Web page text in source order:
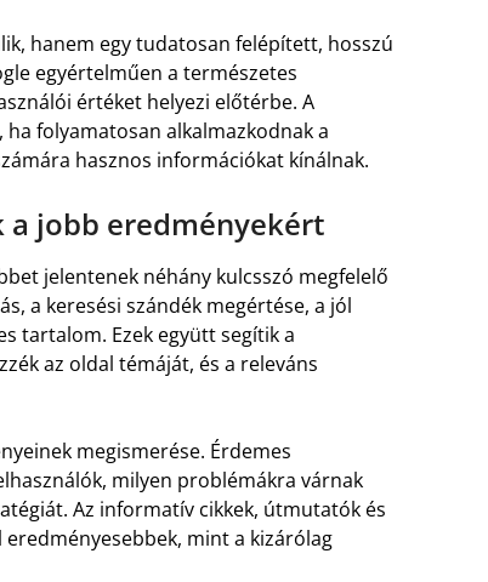
hanem egy tudatosan felépített, hosszú
egyértelműen a természetes
értéket helyezi előtérbe. A
folyamatosan alkalmazkodnak a
hasznos információkat kínálnak.
jobb eredményekért
jelentenek néhány kulcsszó megfelelő
a keresési szándék megértése, a jól
tartalom. Ezek együtt segítik a
az oldal témáját, és a releváns
megismerése. Érdemes
milyen problémákra várnak
Az informatív cikkek, útmutatók és
mint a kizárólag